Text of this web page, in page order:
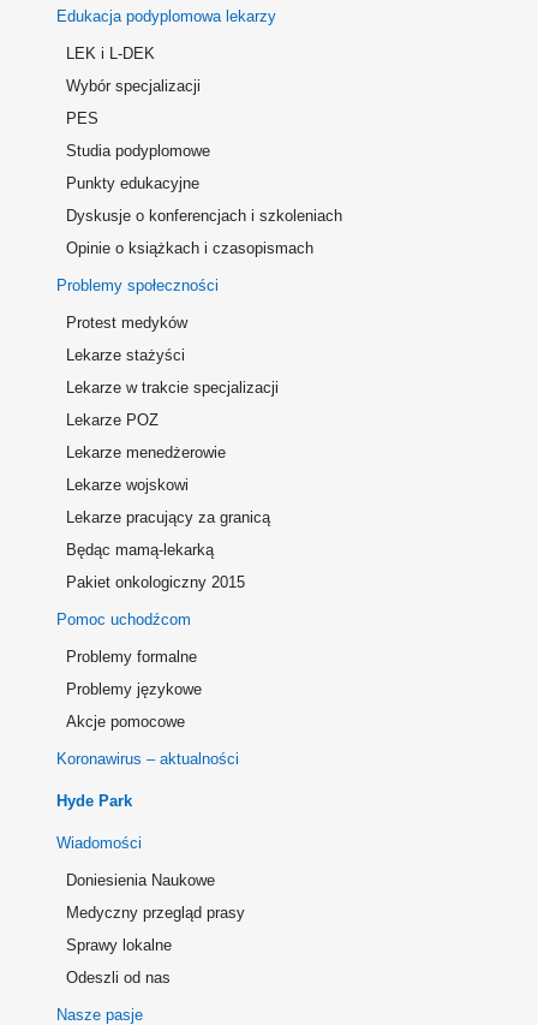
Edukacja podyplomowa lekarzy
LEK i L-DEK
Wybór specjalizacji
PES
Studia podyplomowe
Punkty edukacyjne
Dyskusje o konferencjach i szkoleniach
Opinie o książkach i czasopismach
Problemy społeczności
Protest medyków
Lekarze stażyści
Lekarze w trakcie specjalizacji
Lekarze POZ
Lekarze menedżerowie
Lekarze wojskowi
Lekarze pracujący za granicą
Będąc mamą-lekarką
Pakiet onkologiczny 2015
Pomoc uchodźcom
Problemy formalne
Problemy językowe
Akcje pomocowe
Koronawirus – aktualności
Hyde Park
Wiadomości
Doniesienia Naukowe
Medyczny przegląd prasy
Sprawy lokalne
Odeszli od nas
Nasze pasje